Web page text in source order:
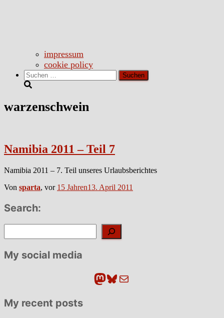
impressum
cookie policy
Suchen
nach:
warzenschwein
Namibia 2011 – Teil 7
Namibia 2011 – 7. Teil unseres Urlaubsberichtes
Von sparta, vor 15 Jahren13. April 2011
Search:
My social media
Mastodon
Bluesky
E-Mail
My recent posts